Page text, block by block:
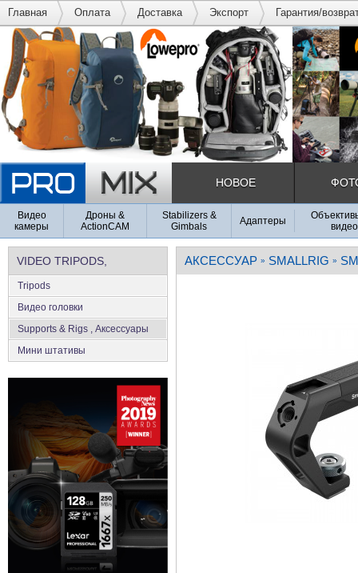
Главная Оплата Доставка Экспорт Гарантия/
НОВОЕ
Видео
камеры
Дроны &
ActionCAM
Stabilizers &
Gimbals
Адаптеры
VIDEO TRIPODS,
SUPPORTS & RIGS
Tripods
Видео головки
Supports & Rigs , Аксеcсуары
Мини штативы
АКСЕССУАР » SMALLRIG »